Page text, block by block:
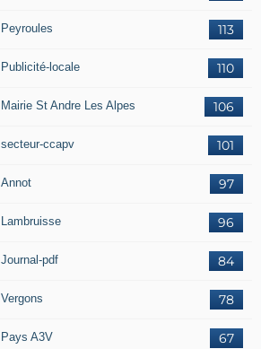
113
Peyroules
110
Publicité-locale
106
Mairie St Andre Les Alpes
101
secteur-ccapv
97
Annot
96
Lambruisse
84
Journal-pdf
78
Vergons
67
Pays A3V